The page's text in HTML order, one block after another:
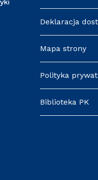
Deklaracja
Mapa strony
Polityka
Biblioteka PK